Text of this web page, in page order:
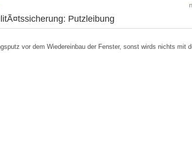
Putzleibung
vor dem Wiedereinbau der Fenster, sonst wirds nichts mit